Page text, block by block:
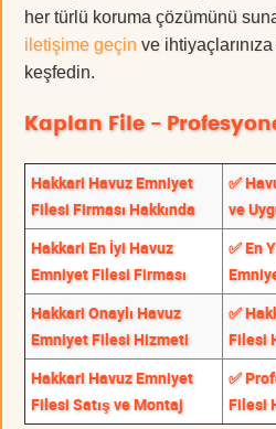
her türlü koruma çözümünü
iletişime geçin ve
keşfedin.
Kaplan File -
Hakkari Havuz Emniyet
Filesi Firması Hakkında
✅
ve
Hakkari En İyi Havuz
Emniyet Filesi Firması
✅ En
Hakkari Onaylı Havuz
Emniyet Filesi Hizmeti
✅
Filesi
Hakkari Havuz Emniyet
Filesi Satış ve Montaj
✅
Filesi